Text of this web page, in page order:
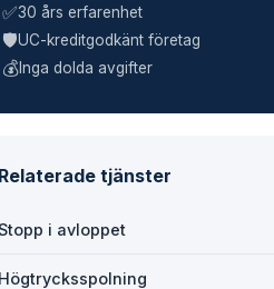
✅30 års erfarenhet
🛡️UC-kreditgodkänt företag
💰Inga dolda avgifter
Relaterade tjänster
i avloppet
Högtrycksspolning